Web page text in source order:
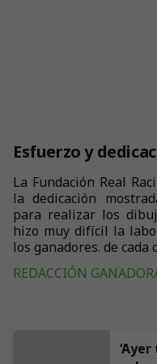
Esfuerzo y
La Fundación Real
la dedicación
para realizar los
hizo muy difícil la
los ganadores. de cada
REDACCIÓN